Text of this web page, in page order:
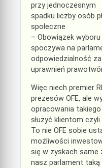
przy jednoczesnym
spadku liczby osób
społeczne
– Obowiązek
spoczywa na
odpowiedzialność
uprawnień
Więc niech premier
prezesów OFE, ale
opracowania takiego
służyć klientom
To nie OFE sobie
możliwości
się w zyskach same
nasz parlament taką